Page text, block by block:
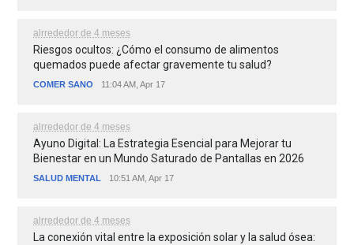
alrrededor de 4 meses
Riesgos ocultos: ¿Cómo el consumo de alimentos
quemados puede afectar gravemente tu salud?
COMER SANO 11:04 AM, Apr 17
alrrededor de 4 meses
Ayuno Digital: La Estrategia Esencial para Mejorar tu
Bienestar en un Mundo Saturado de Pantallas en 2026
SALUD MENTAL 10:51 AM, Apr 17
alrrededor de 4 meses
La conexión vital entre la exposición solar y la salud ósea: